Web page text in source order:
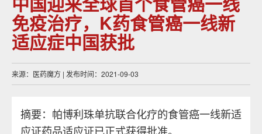
免疫治疗，K药食管癌一线新
适应症中国获批
来源：医药魔方 | 发布时间：2021-09-03
摘要：帕博利珠单抗联合化疗的食管癌一线新适
应证药品适应证已正式获得批准。